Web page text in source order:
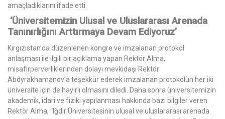
amaçladıklarını ifade etti.
‘Üniversitemizin Ulusal ve Uluslararası Arenada
Tanınırlığını Arttırmaya Devam Ediyoruz’
Kırgızistan’da düzenlenen kongre ve imzalanan protokol
anlaşması ile ilgili bir açıklama yapan Rektör Alma,
misafirperverliklerinden dolayı mevkidaşı Rektör
Abdyrakhamanov’a teşekkür ederek imzalanan protokolün her iki
üniversite için de hayırlı olmasını diledi. Daha sonra üniversitemizin
akademik, idari ve fiziki yapılanması hakkında bazı bilgiler veren
Rektör Alma, “Iğdır Üniversitesinin ulusal ve uluslararası arenada